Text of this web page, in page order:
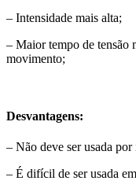
– Intensidade mais alta;
– Maior tempo de tensão
movimento;
Desvantagens:
– Não deve ser usada por
– É difícil de ser usada